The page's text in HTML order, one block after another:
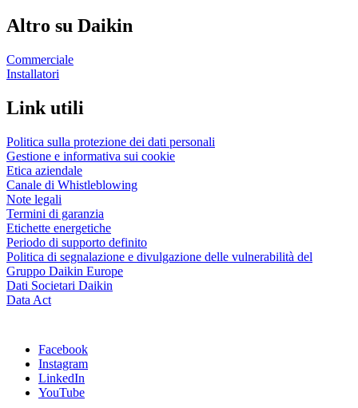
Altro su Daikin
Commerciale
Installatori
Link utili
Politica sulla protezione dei dati personali
Gestione e informativa sui cookie
Etica aziendale
Canale di Whistleblowing
Note legali
Termini di garanzia
Etichette energetiche
Periodo di supporto definito
Politica di segnalazione e divulgazione delle vulnerabilità del
Gruppo Daikin Europe
Dati Societari Daikin
Data Act
Facebook
Instagram
LinkedIn
YouTube